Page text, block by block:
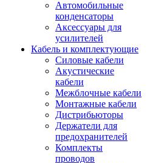
Автомобильные
конденсаторы
Аксессуары для
усилителей
Кабель и комплектующие
Силовые кабели
Акустические
кабели
Межблочные кабели
Монтажные кабели
Дистрибьюторы
Держатели для
предохранителей
Комплекты
проводов